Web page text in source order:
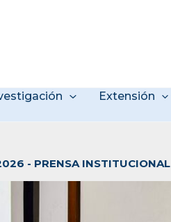
Extensión
- PRENSA INSTITUCIONAL